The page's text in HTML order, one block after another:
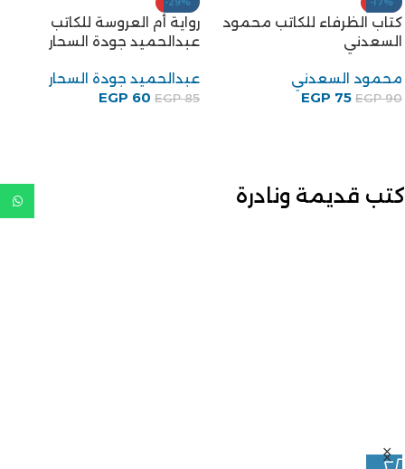
كتاب الظرفاء للكاتب محمود
السعدني
محمود السعدني
EGP90
EGP 75
رواية أم العروسة للكاتب
عبدالحميد جودة السحار
عبدالحميد جودة السحار
EGP85
EGP 60
كتب قديمة ونادرة